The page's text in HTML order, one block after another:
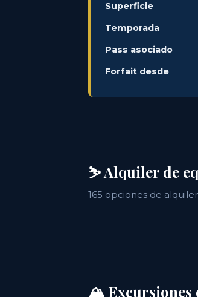
Superficie
Temporada
Pass asociado
Forfait desde
⛷️ Alquiler de
165 opciones de
🏔️ Excursiones